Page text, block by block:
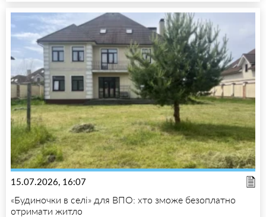
15.07.2026, 16:07
«Будиночки в селі» для ВПО: хто зможе безоплатно
отримати житло